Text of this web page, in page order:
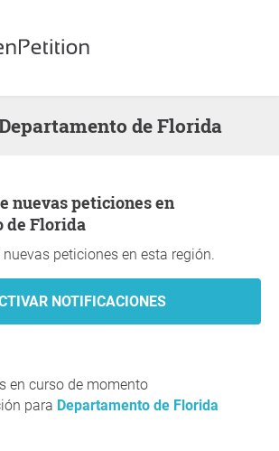
Departamento de Florida
de Florida
peticiones en esta región.
en curso de momento
para Departamento de Florida